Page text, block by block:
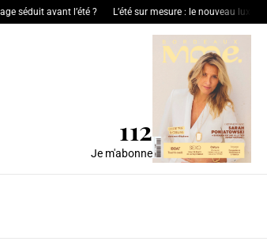
avant l’été ? L’été sur mesure : le nouveau luxe de
112
Je m'abonne